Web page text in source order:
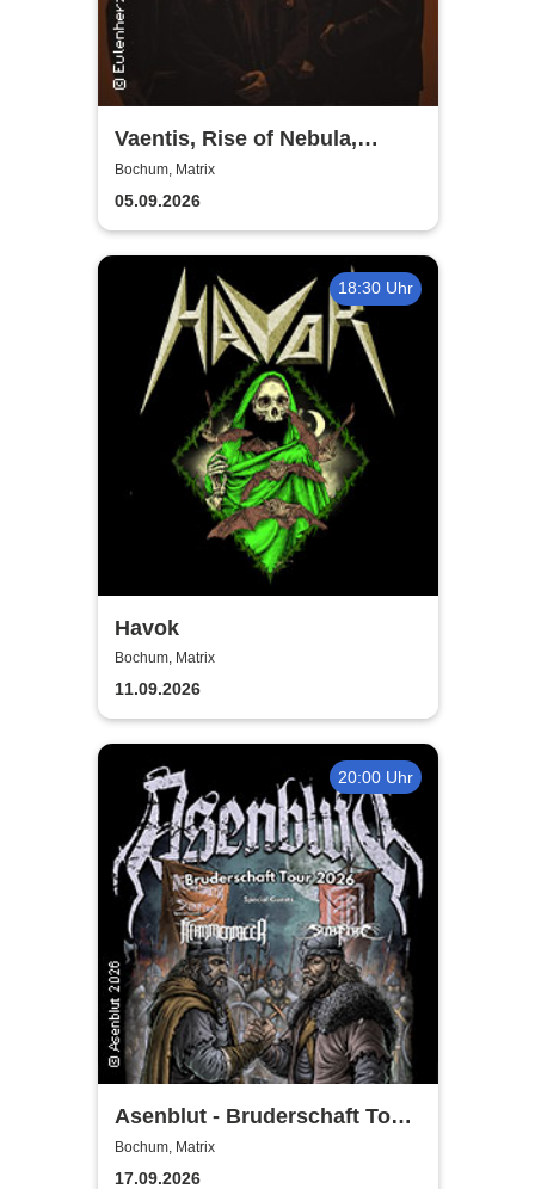
Vaentis, Rise of Nebula,
Caught in a Mirror & Harvest
of Eden
Bochum, Matrix
05.09.2026
18:30 Uhr
Havok
Bochum, Matrix
11.09.2026
20:00 Uhr
Asenblut - Bruderschaft Tour
2026
Bochum, Matrix
17.09.2026